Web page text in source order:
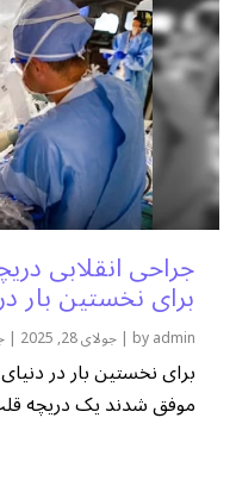
جراحی انقلابی
برای نخستین بار
byadmin
|جولای 28, 2025 |
برای نخستین بار در
موفق شدند یک دریچه